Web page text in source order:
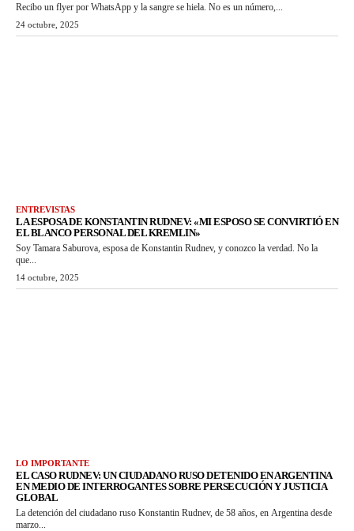
Recibo un flyer por WhatsApp y la sangre se hiela. No es un número,...
24 octubre, 2025
ENTREVISTAS
LA ESPOSA DE KONSTANTIN RUDNEV: «MI ESPOSO SE CONVIRTIÓ EN
EL BLANCO PERSONAL DEL KREMLIN»
Soy Tamara Saburova, esposa de Konstantin Rudnev, y conozco la verdad. No la
que...
14 octubre, 2025
LO IMPORTANTE
EL CASO RUDNEV: UN CIUDADANO RUSO DETENIDO EN ARGENTINA
EN MEDIO DE INTERROGANTES SOBRE PERSECUCIÓN Y JUSTICIA
GLOBAL
La detención del ciudadano ruso Konstantin Rudnev, de 58 años, en Argentina desde
marzo...